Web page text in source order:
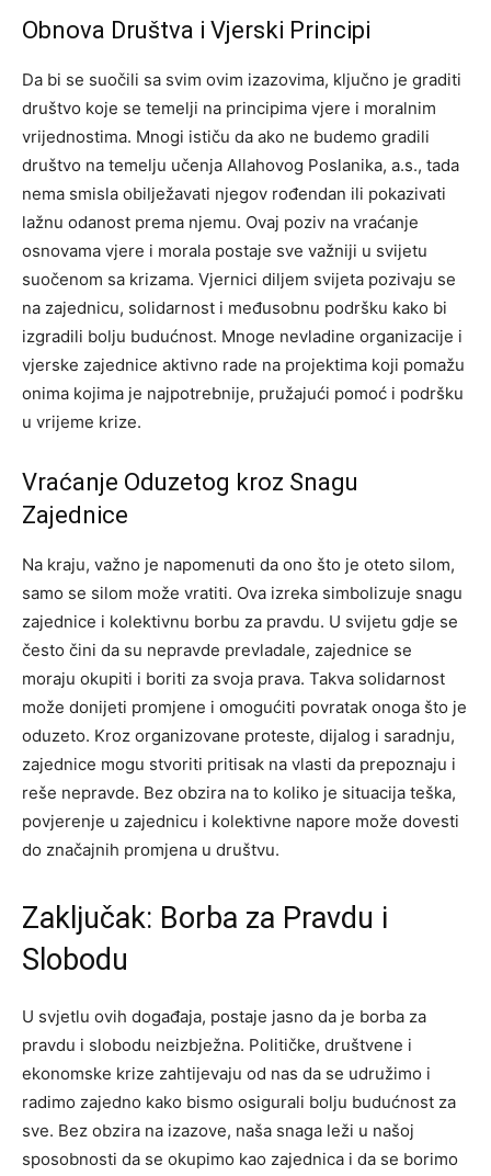
Obnova Društva i Vjerski Principi
Da bi se suočili sa svim ovim izazovima, ključno je graditi
društvo koje se temelji na principima vjere i moralnim
vrijednostima. Mnogi ističu da ako ne budemo gradili
društvo na temelju učenja Allahovog Poslanika, a.s., tada
nema smisla obilježavati njegov rođendan ili pokazivati
lažnu odanost prema njemu. Ovaj poziv na vraćanje
osnovama vjere i morala postaje sve važniji u svijetu
suočenom sa krizama. Vjernici diljem svijeta pozivaju se
na zajednicu, solidarnost i međusobnu podršku kako bi
izgradili bolju budućnost. Mnoge nevladine organizacije i
vjerske zajednice aktivno rade na projektima koji pomažu
onima kojima je najpotrebnije, pružajući pomoć i podršku
u vrijeme krize.
Vraćanje Oduzetog kroz Snagu
Zajednice
Na kraju, važno je napomenuti da ono što je oteto silom,
samo se silom može vratiti. Ova izreka simbolizuje snagu
zajednice i kolektivnu borbu za pravdu. U svijetu gdje se
često čini da su nepravde prevladale, zajednice se
moraju okupiti i boriti za svoja prava. Takva solidarnost
može donijeti promjene i omogućiti povratak onoga što je
oduzeto. Kroz organizovane proteste, dijalog i saradnju,
zajednice mogu stvoriti pritisak na vlasti da prepoznaju i
reše nepravde. Bez obzira na to koliko je situacija teška,
povjerenje u zajednicu i kolektivne napore može dovesti
do značajnih promjena u društvu.
Zaključak: Borba za Pravdu i
Slobodu
U svjetlu ovih događaja, postaje jasno da je borba za
pravdu i slobodu neizbježna. Političke, društvene i
ekonomske krize zahtijevaju od nas da se udružimo i
radimo zajedno kako bismo osigurali bolju budućnost za
sve. Bez obzira na izazove, naša snaga leži u našoj
sposobnosti da se okupimo kao zajednica i da se borimo